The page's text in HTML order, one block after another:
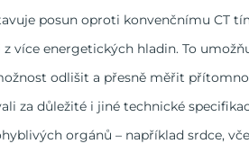
posun oproti konvenčnímu CT
více energetických hladin. To
odlišit a přesně měřit
za důležité i jiné technické
orgánů – například srdce,